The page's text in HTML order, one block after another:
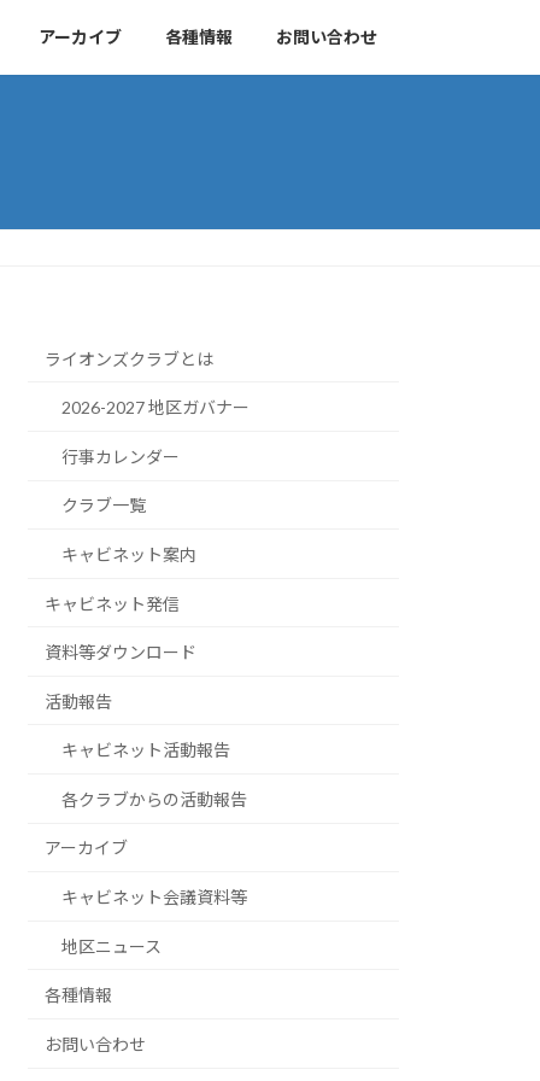
アーカイブ 各種情報 お問い合わせ
ライオンズクラブとは
2026-2027 地区ガバナー
行事カレンダー
クラブ一覧
キャビネット案内
キャビネット発信
資料等ダウンロード
活動報告
キャビネット活動報告
各クラブからの活動報告
アーカイブ
キャビネット会議資料等
地区ニュース
各種情報
お問い合わせ